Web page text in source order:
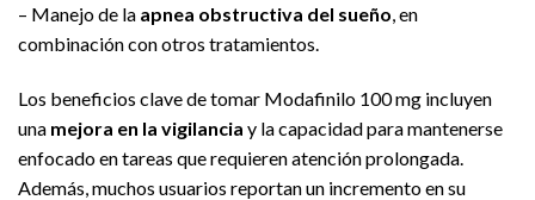
– Manejo de la apnea obstructiva del sueño, en
combinación con otros tratamientos.
Los beneficios clave de tomar Modafinilo 100 mg incluyen
una mejora en la vigilancia y la capacidad para mantenerse
enfocado en tareas que requieren atención prolongada.
Además, muchos usuarios reportan un incremento en su